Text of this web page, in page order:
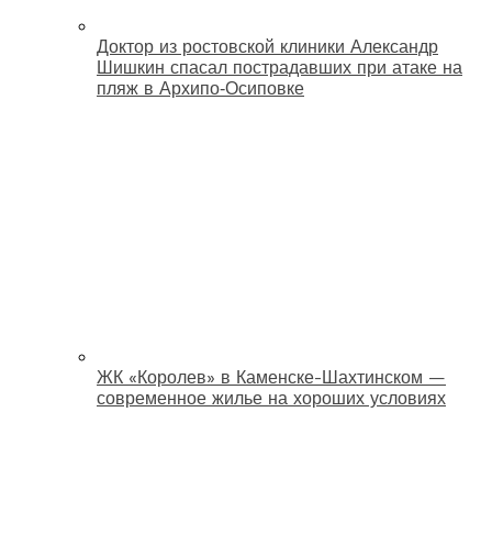
Доктор из ростовской клиники Александр
Шишкин спасал пострадавших при атаке на
пляж в Архипо‑Осиповке
ЖК «Королев» в Каменске-Шахтинском —
современное жилье на хороших условиях